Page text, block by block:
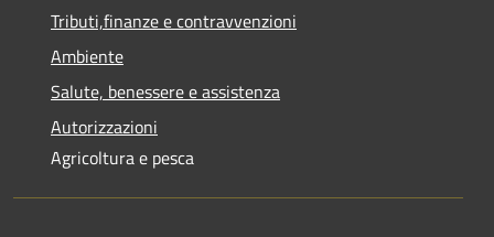
Tributi,finanze e contravvenzioni
Ambiente
Salute, benessere e assistenza
Autorizzazioni
Agricoltura e pesca